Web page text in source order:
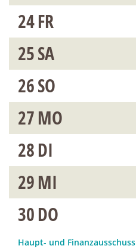
24FR
25SA
26SO
27MO
28DI
29MI
30DO
Haupt- und Finanzausschuss